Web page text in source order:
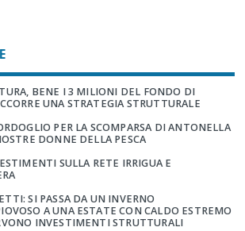
BENE I 3 MILIONI DEL FONDO DI
UNA STRATEGIA STRUTTURALE
PER LA SCOMPARSA DI ANTONELLA
DONNE DELLA PESCA
SULLA RETE IRRIGUA E
SI PASSA DA UN INVERNO
A UNA ESTATE CON CALDO ESTREMO
INVESTIMENTI STRUTTURALI